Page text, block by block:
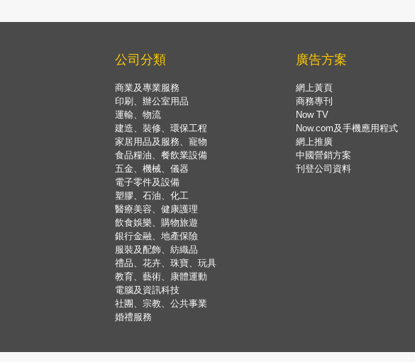
公司分類
商業及專業服務
印刷、辦公室用品
運輸、物流
建造、裝修、環保工程
家居用品及服務、寵物
食品糧油、餐飲業設備
五金、機械、儀器
電子零件及設備
塑膠、石油、化工
醫療美容、健康護理
飲食娛樂、購物旅遊
銀行金融、地產保險
服裝及配飾、紡織品
禮品、花卉、珠寶、玩具
教育、藝術、康體運動
電腦及資訊科技
社團、宗教、公共事業
婚禮服務
廣告方案
網上黃頁
商務專刊
Now TV
Now.com及手機應用程式
網上推廣
中國營銷方案
刊登公司資料